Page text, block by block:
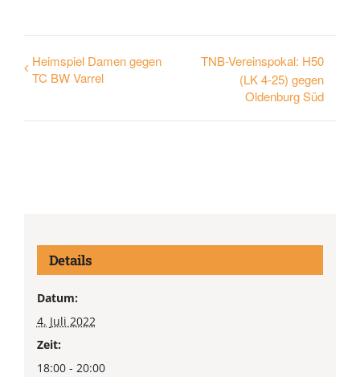
Heimspiel Damen gegen
TC BW Varrel
TNB-Vereinspokal: H50
(LK 4-25) gegen
Oldenburg Süd
Details
Datum:
4. Juli 2022
Zeit:
18:00 - 20:00